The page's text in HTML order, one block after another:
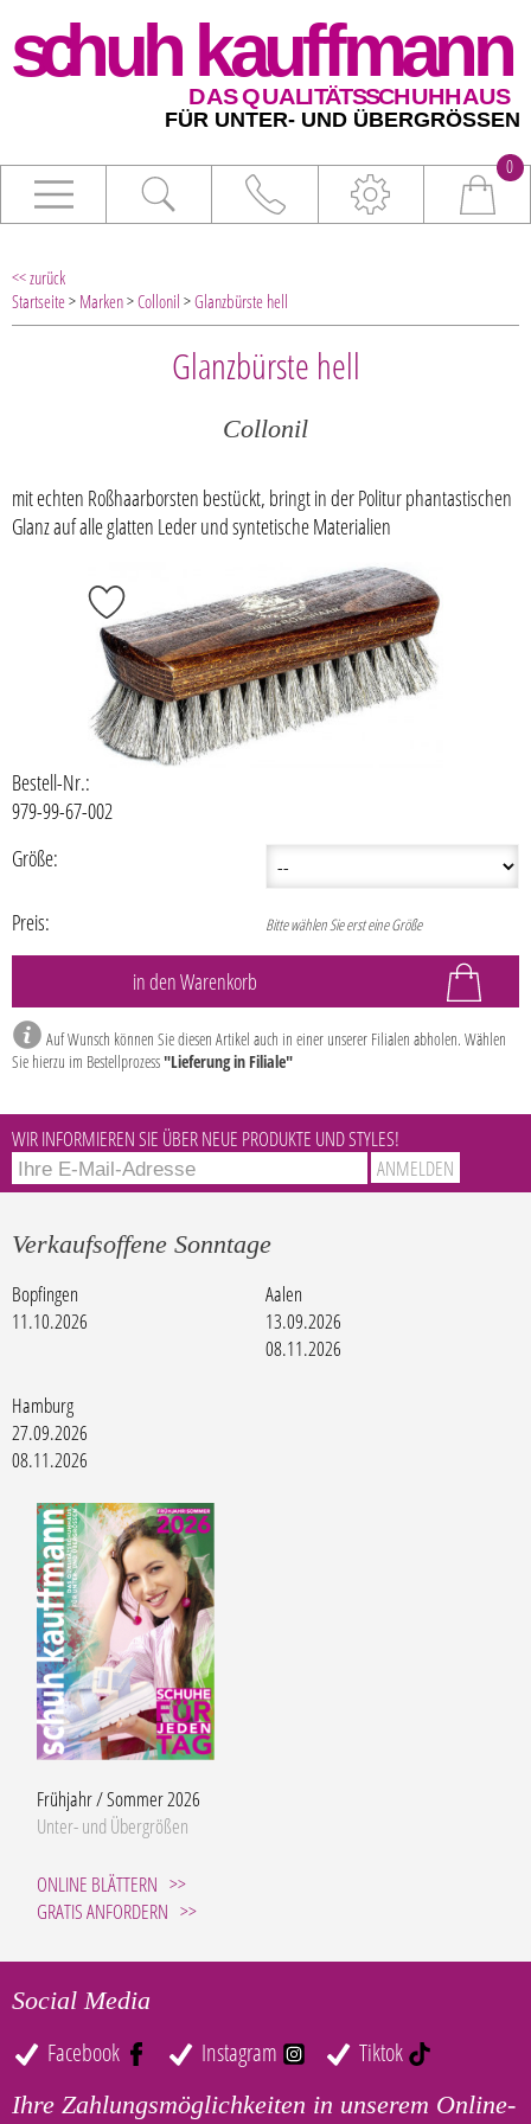
0
<< zurück
Startseite> Marken>Collonil >Glanzbürste hell
Glanzbürste hell
Collonil
mit echten Roßhaarborsten bestückt, bringt in der Politur phantastischen
Glanz auf alle glatten Leder und syntetische Materialien
Bestell-Nr.:
979-99-67-002
Größe:
Preis: Bitte wählen Sie erst eine Größe
Auf Wunsch können Sie diesen Artikel auch in einer unserer Filialen abholen. Wählen
Sie hierzu im Bestellprozess"Lieferung in Filiale"
WIR INFORMIEREN SIE ÜBER NEUE PRODUKTE UND STYLES!
Verkaufsoffene Sonntage
Bopfingen
11.10.2026
Aalen
13.09.2026
08.11.2026
Hamburg
27.09.2026
08.11.2026
Frühjahr / Sommer 2026
Unter- und Übergrößen
ONLINE BLÄTTERN
GRATIS ANFORDERN
Social Media
Facebook Instagram Tiktok
Ihre Zahlungsmöglichkeiten in unserem Online-